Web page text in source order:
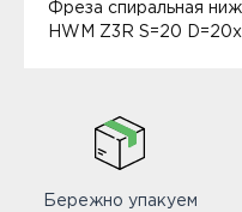
Фреза спиральная
HWM Z3R S=20
Бережно упакуем